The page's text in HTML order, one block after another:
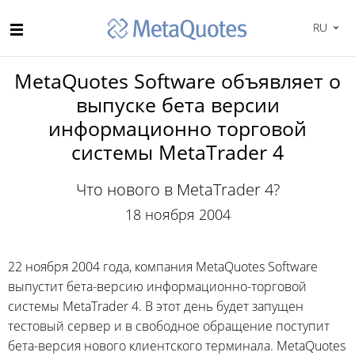
RU
MetaQuotes Software объявляет о
выпуске бета версии
информационно торговой
системы MetaTrader 4
Что нового в MetaTrader 4?
18 ноября 2004
22 ноября 2004 года, компания MetaQuotes Software
выпустит бета-версию информационно-торговой
системы MetaTrader 4. В этот день будет запущен
тестовый сервер и в свободное обращение поступит
бета-версия нового клиентского терминала. MetaQuotes